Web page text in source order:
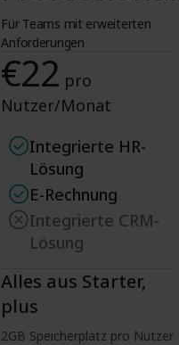
Für Teams mit erweiterten
Anforderungen
€22 pro
Nutzer/Monat
Enthalten
Integrierte HR-
Lösung
Enthalten
E-Rechnung
Nicht enthalten
Integrierte CRM-
Lösung
Alles aus Starter,
plus
2GB Speicherplatz pro Nutzer